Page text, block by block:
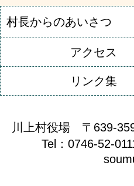
村長からのあいさつ
アクセス
リンク集
川上村役場 〒639-
Tel：0746-52-